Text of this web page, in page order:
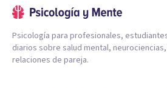
Psicología para profesionales,
diarios sobre salud mental,
relaciones de pareja.